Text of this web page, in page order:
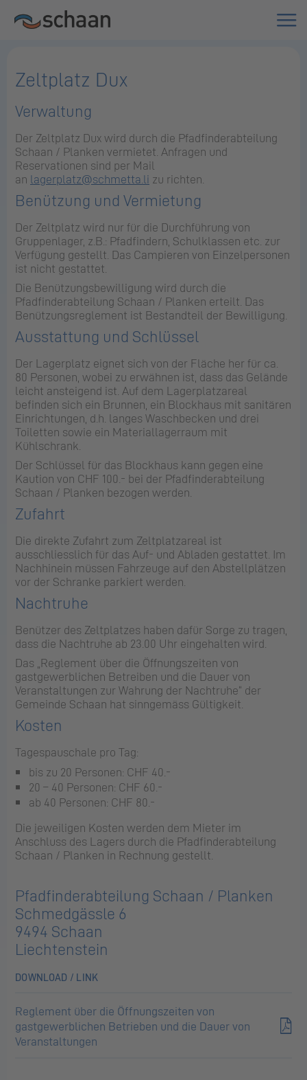
Zeltplatz Dux
Verwaltung
Der Zeltplatz Dux wird durch die Pfadfinderabteilung
Schaan / Planken vermietet. Anfragen und
Reservationen sind per Mail
an lagerplatz@schmetta.li zu richten.
Benützung und Vermietung
Der Zeltplatz wird nur für die Durchführung von
Gruppenlager, z.B.: Pfadfindern, Schulklassen etc. zur
Verfügung gestellt. Das Campieren von Einzelpersonen
ist nicht gestattet.
Die Benützungsbewilligung wird durch die
Pfadfinderabteilung Schaan / Planken erteilt. Das
Benützungsreglement ist Bestandteil der Bewilligung.
Ausstattung und Schlüssel
Der Lagerplatz eignet sich von der Fläche her für ca.
80 Personen, wobei zu erwähnen ist, dass das Gelände
leicht ansteigend ist. Auf dem Lagerplatzareal
befinden sich ein Brunnen, ein Blockhaus mit sanitären
Einrichtungen, d.h. langes Waschbecken und drei
Toiletten sowie ein Materiallagerraum mit
Kühlschrank.
Der Schlüssel für das Blockhaus kann gegen eine
Kaution von CHF 100.- bei der Pfadfinderabteilung
Schaan / Planken bezogen werden.
Zufahrt
Die direkte Zufahrt zum Zeltplatzareal ist
ausschliesslich für das Auf- und Abladen gestattet. Im
Nachhinein müssen Fahrzeuge auf den Abstellplätzen
vor der Schranke parkiert werden.
Nachtruhe
Benützer des Zeltplatzes haben dafür Sorge zu tragen,
dass die Nachtruhe ab 23.00 Uhr eingehalten wird.
Das „Reglement über die Öffnungszeiten von
gastgewerblichen Betreiben und die Dauer von
Veranstaltungen zur Wahrung der Nachtruhe“ der
Gemeinde Schaan hat sinngemäss Gültigkeit.
Kosten
Tagespauschale pro Tag:
bis zu 20 Personen: CHF 40.-
20 – 40 Personen: CHF 60.-
ab 40 Personen: CHF 80.-
Die jeweiligen Kosten werden dem Mieter im
Anschluss des Lagers durch die Pfadfinderabteilung
Schaan / Planken in Rechnung gestellt.
Pfadfinderabteilung Schaan / Planken
Schmedgässle 6
9494 Schaan
Liechtenstein
DOWNLOAD / LINK
Reglement über die Öffnungszeiten von
gastgewerblichen Betrieben und die Dauer von
Veranstaltungen